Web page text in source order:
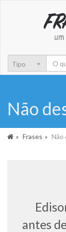
Não
Frases Não
antes